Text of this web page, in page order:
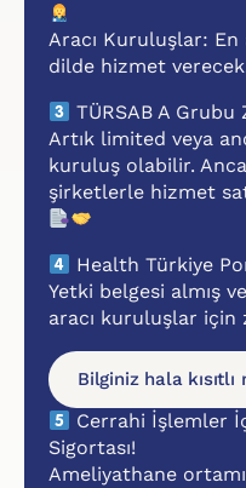
Aracı Kuruluşlar:
dilde hizmet
TÜRSAB A
Artık limited veya
kuruluş olabilir.
şirketlerle hizmet
Health Türkiye
Yetki belgesi almış
aracı kuruluşlar için
Bilginiz hala kısıtlı
Cerrahi İşlemler
Sigortası!
Ameliyathane